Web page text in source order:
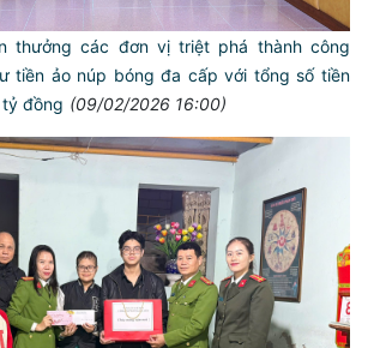
thưởng các đơn vị triệt phá thành công
tiền ảo núp bóng đa cấp với tổng số tiền
đồng (09/02/2026 16:00)